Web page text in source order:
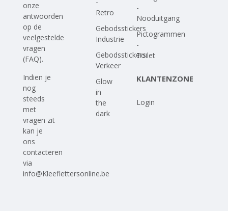
onze
antwoorden
op de
veelgestelde
vragen
(FAQ).
Indien je
nog
steeds
met
vragen zit
kan je
ons
contacteren
via
info@Kleeflettersonline.be
Retro
Gebodsstickers
Industrie
Gebodsstickers
Verkeer
Glow
in
the
dark
-
Nooduitgang
Pictogrammen
-
Toilet
KLANTENZONE
Login